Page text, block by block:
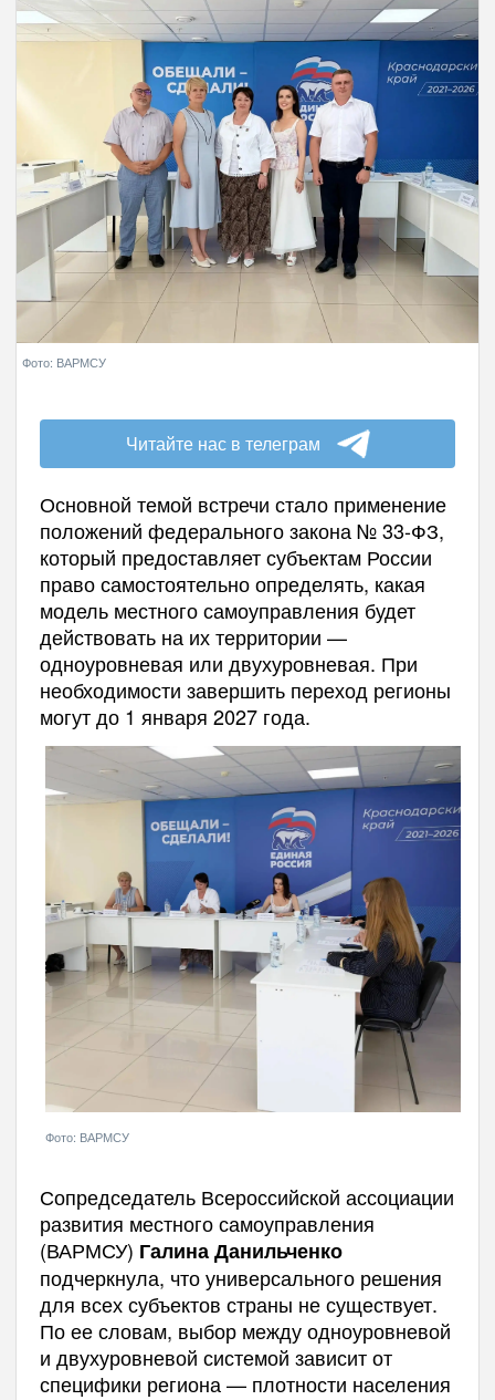
Фото: ВАРМСУ
Читайте нас в телеграм
Основной темой встречи стало применение
положений федерального закона № 33-ФЗ,
который предоставляет субъектам России
право самостоятельно определять, какая
модель местного самоуправления будет
действовать на их территории —
одноуровневая или двухуровневая. При
необходимости завершить переход регионы
могут до 1 января 2027 года.
Фото: ВАРМСУ
Сопредседатель Всероссийской ассоциации
развития местного самоуправления
(ВАРМСУ) Галина Данильченко
подчеркнула, что универсального решения
для всех субъектов страны не существует.
По ее словам, выбор между одноуровневой
и двухуровневой системой зависит от
специфики региона — плотности населения